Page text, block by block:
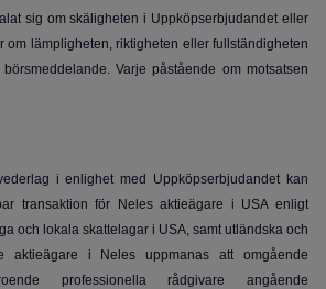
sig om skäligheten i Uppköpserbjudandet eller
om lämpligheten, riktigheten eller fullständigheten
Varje påstående om motsatsen
i enlighet med Uppköpserbjudandet kan
transaktion för Neles aktieägare i USA enligt
och lokala skattelagar i USA, samt utländska och
aktieägare i Neles uppmanas att omgående
professionella rådgivare angående